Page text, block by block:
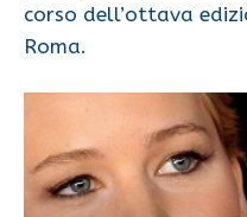
corso dell’ottava
Roma.